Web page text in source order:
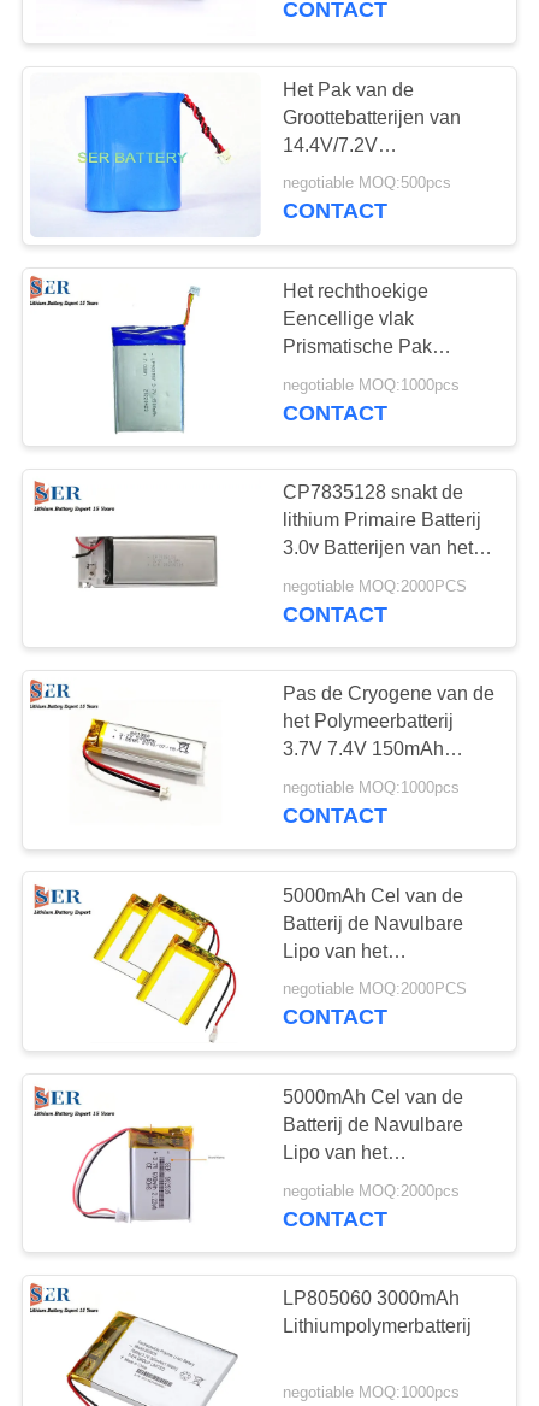
CONTACT
Het Pak van de
Groottebatterijen van
14.4V/7.2V
Er34615H/Er34615M Li-
SOCl2 D voor GPS-
negotiable MOQ:500pcs
CONTACT
Het rechthoekige
Eencellige vlak
Prismatische Pak
2.75wh 1900mAh van
Li-Ion Polymer Batteries
negotiable MOQ:1000pcs
CONTACT
CP7835128 snakt de
lithium Primaire Batterij
3.0v Batterijen van het
Strook de minder
Gemeenschappelijke
negotiable MOQ:2000PCS
CONTACT
Pas de Cryogene van de
het Polymeerbatterij
3.7V 7.4V 150mAh
LP801350 van het Lage
Temperatuurlithium Cel
negotiable MOQ:1000pcs
CONTACT
5000mAh Cel van de
Batterij de Navulbare
Lipo van het
lithiumpolymeer voor
Voertuigdrijver
negotiable MOQ:2000PCS
CONTACT
5000mAh Cel van de
Batterij de Navulbare
Lipo van het
lithiumpolymeer voor
Voertuigdrijver
negotiable MOQ:2000pcs
CONTACT
LP805060 3000mAh
Lithiumpolymerbatterij
negotiable MOQ:1000pcs